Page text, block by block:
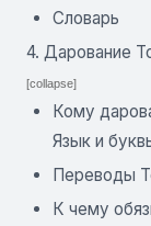
Словарь
4. Дарование
[collapse]
Кому
Язык и
Переводы
К чему